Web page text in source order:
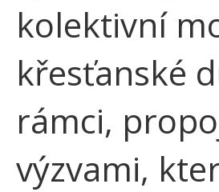
kolektivní
křesťanské
rámci,
výzvami,